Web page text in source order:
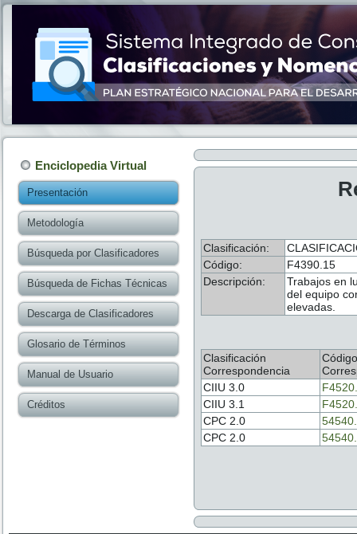
Enciclopedia Virtual
Presentación
Metodología
Búsqueda por Clasificadores
Búsqueda de Fichas Técnicas
Descarga de Clasificadores
Glosario de Términos
Manual de Usuario
Créditos
Clasificación:
Código:
F4390.15
Descripción:
Trabajos en
del equipo
elevadas.
Clasificación
Correspondencia
Código
CIIU 3.0
CIIU 3.1
CPC 2.0
CPC 2.0